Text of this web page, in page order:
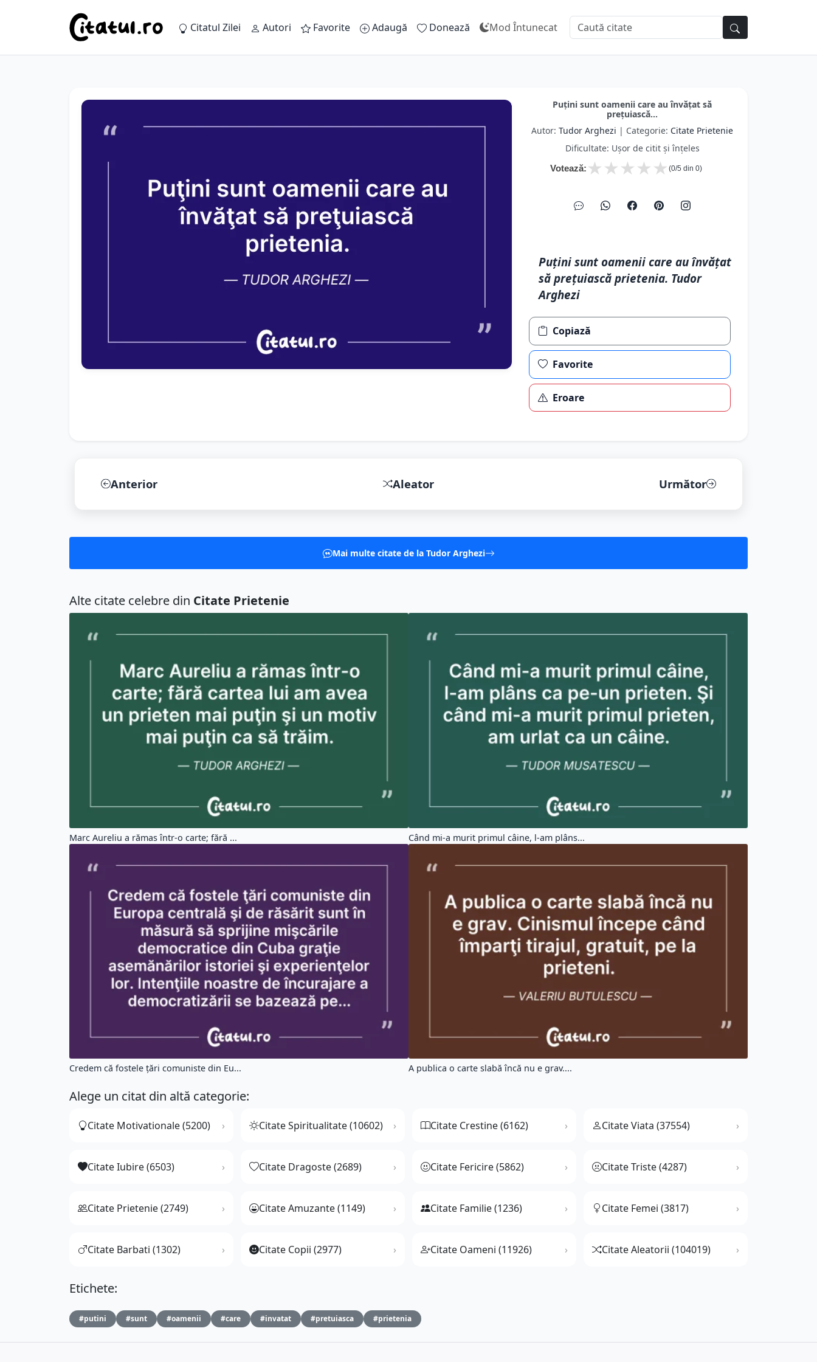
Citatul Zilei Autori Favorite Adaugă Donează Mod Întunecat
Puţini sunt oamenii care au învăţat să
preţuiască...
Autor: Tudor Arghezi | Categorie: Citate Prietenie
Dificultate: Ușor de citit și înțeles
Votează: ★
★
★
★
★ (0/5 din 0)
Puţini sunt oamenii care au învăţat
să preţuiască prietenia. Tudor
Arghezi
Copiază
Favorite
Eroare
Anterior Aleator Următor
Mai multe citate de la Tudor Arghezi
Alte citate celebre din Citate Prietenie
Marc Aureliu a rămas într-o carte; fără ... Când mi-a murit primul câine, l-am plâns...
Credem că fostele ţări comuniste din Eu... A publica o carte slabă încă nu e grav....
Alege un citat din altă categorie:
Citate Motivationale (5200) Citate Spiritualitate (10602) Citate Crestine (6162) Citate Viata (37554)
Citate Iubire (6503) Citate Dragoste (2689) Citate Fericire (5862) Citate Triste (4287)
Citate Prietenie (2749) Citate Amuzante (1149) Citate Familie (1236) Citate Femei (3817)
Citate Barbati (1302) Citate Copii (2977) Citate Oameni (11926) Citate Aleatorii (104019)
Etichete:
#putini #sunt #oamenii #care #invatat #pretuiasca #prietenia